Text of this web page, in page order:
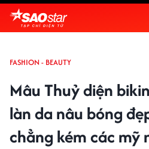
FASHION - BEAUTY
Mâu Thuỷ diện
làn da nâu bóng
chẳng kém các mỹ